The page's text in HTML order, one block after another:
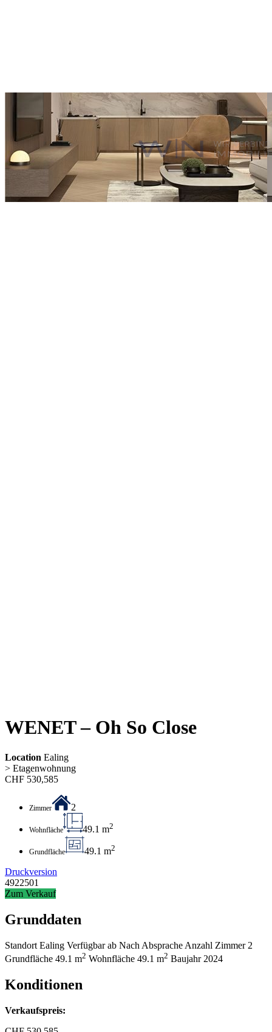
WENET – Oh So Close
Location Ealing
> Etagenwohnung
CHF 530,585
Zimmer 2
Wohnfläche 49.1 m2
Grundfläche 49.1 m2
Druckversion
4922501
Zum Verkauf
Grunddaten
Standort Ealing Verfügbar ab Nach Absprache Anzahl Zimmer 2
Grundfläche 49.1 m2 Wohnfläche 49.1 m2 Baujahr 2024
Konditionen
Verkaufspreis: